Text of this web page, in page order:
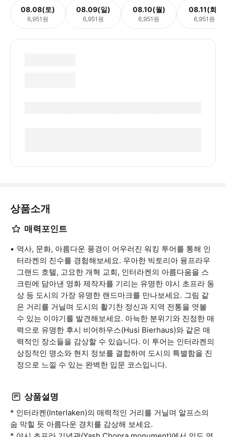
08.08(토)
6,951원
08.09(일)
6,951원
08.10(월)
6,951원
08.11(화)
6,951원
상품소개
매력포인트
역사, 문화, 아름다운 풍경이 어우러진 워킹 투어를 통해 인
터라켄의 진수를 경험해보세요. 우아한 빅토리아 융프라우
그랜드 호텔, 고요한 개혁 교회, 인터라켄의 아름다움을 스
크린에 담아낸 영화 제작자를 기리는 유명한 야시 초프라 동
상 등 도시의 가장 유명한 랜드마크를 만나보세요. 그림 같
은 거리를 거닐며 도시의 활기찬 정신과 지역 전통을 엿볼
수 있는 이야기를 발견해보세요. 아늑한 분위기와 진정한 매
력으로 유명한 후시 비어하우스(Husi Bierhaus)와 같은 매
력적인 장소들을 감상할 수 있습니다. 이 투어는 인터라켄의
상징적인 명소와 현지 정보를 결합하여 도시의 특별함을 진
정으로 느낄 수 있는 완벽한 입문 코스입니다.
상품설명
* 인터라켄(Interlaken)의 매력적인 거리를 거닐며 알프스의
숨 막힐 듯 아름다운 경치를 감상해 보세요.